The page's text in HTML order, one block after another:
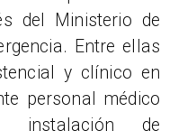
del Ministerio de
Entre ellas
y clínico en
personal médico
instalación de